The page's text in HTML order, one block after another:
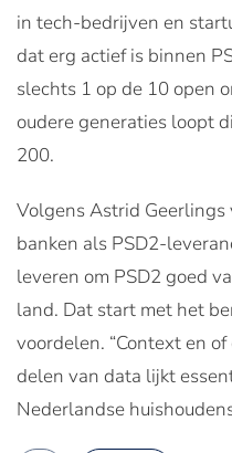
in tech-bedrijven en
dat erg actief is binnen
slechts 1 op de 10 open
oudere generaties loopt
200.
Volgens Astrid
banken als PSD2-
leveren om PSD2 goed
land. Dat start met het
voordelen. “Context en
delen van data lijkt
Nederlandse